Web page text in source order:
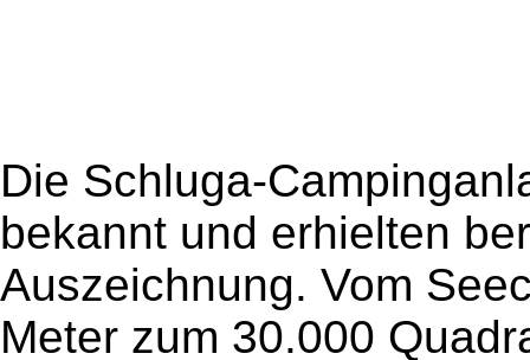
Die Schluga-
bekannt und erhielten
Auszeichnung. Vom
Meter zum 30.000